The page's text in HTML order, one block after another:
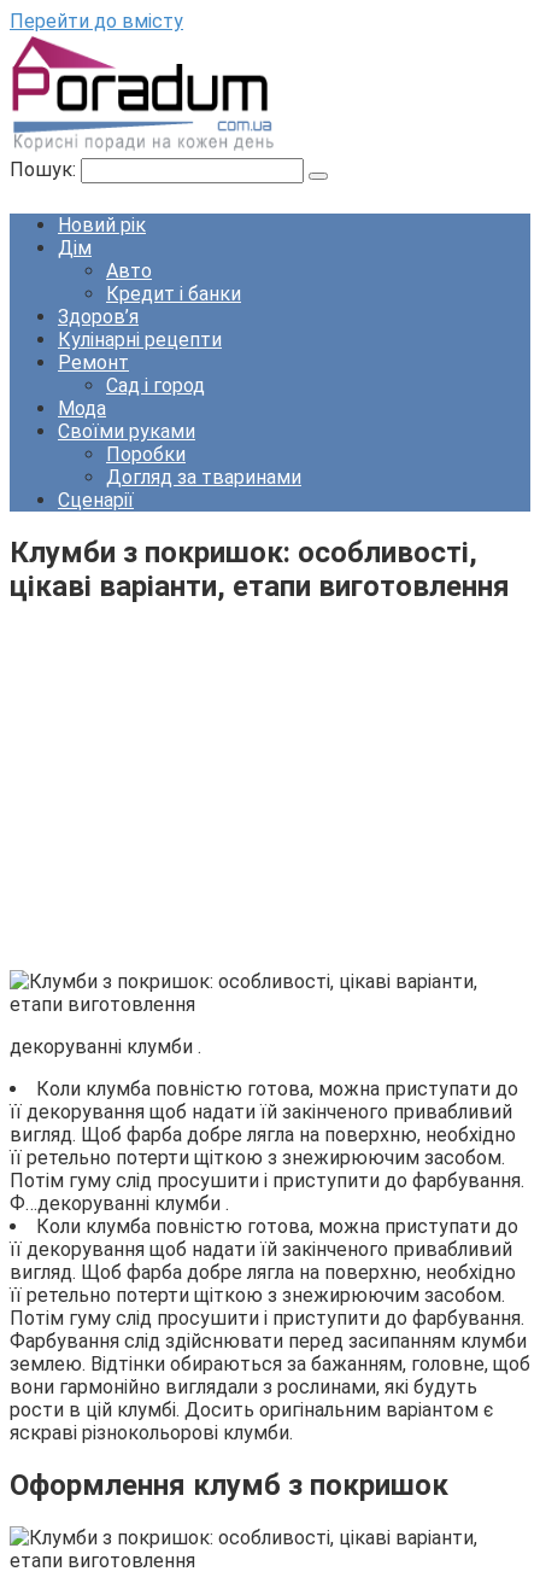
Перейти до вмісту
Пошук:
Новий рік
Дім
Авто
Кредит і банки
Здоров’я
Кулінарні рецепти
Ремонт
Сад і город
Мода
Своїми руками
Поробки
Догляд за тваринами
Сценарії
Клумби з покришок: особливості,
цікаві варіанти, етапи виготовлення
декоруванні клумби .
Коли клумба повністю готова, можна приступати до
її декорування щоб надати їй закінченого привабливий
вигляд. Щоб фарба добре лягла на поверхню, необхідно
її ретельно потерти щіткою з знежирюючим засобом.
Потім гуму слід просушити і приступити до фарбування.
Ф…декоруванні клумби .
Коли клумба повністю готова, можна приступати до
її декорування щоб надати їй закінченого привабливий
вигляд. Щоб фарба добре лягла на поверхню, необхідно
її ретельно потерти щіткою з знежирюючим засобом.
Потім гуму слід просушити і приступити до фарбування.
Фарбування слід здійснювати перед засипанням клумби
землею. Відтінки обираються за бажанням, головне, щоб
вони гармонійно виглядали з рослинами, які будуть
рости в цій клумбі. Досить оригінальним варіантом є
яскраві різнокольорові клумби.
Оформлення клумб з покришок